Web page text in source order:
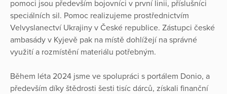
pomoci jsou především bojovníci v první linii, příslušníci
speciálních sil. Pomoc realizujeme prostřednictvím
Velvyslanectví Ukrajiny v České republice. Zástupci české
ambasády v Kyjevě pak na místě dohlížejí na správné
využití a rozmístění materiálu potřebným.
Během léta 2024 jsme ve spolupráci s portálem Donio, a
především díky štědrosti šesti tisíc dárců, získali finanční